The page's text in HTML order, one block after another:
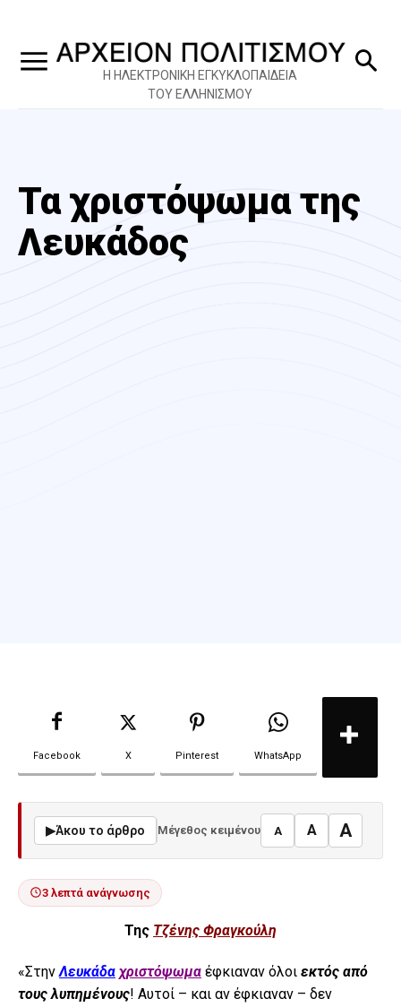
Η ΗΛΕΚΤΡΟΝΙΚΗ ΕΓΚΥΚΛΟΠΑΙΔΕΙΑ
ΤΟΥ ΕΛΛΗΝΙΣΜΟΥ
Τα χριστόψωμα της
Λευκάδος
Facebook X Pinterest WhatsApp
▶Άκου το άρθρο Μέγεθος κειμένου A A A
3 λεπτά ανάγνωσης
Της Τζένης Φραγκούλη
«ΣτηνΛευκάδα χριστόψωμα έφκιαναν όλοι εκτός από
τους λυπημένους! Αυτοί – και αν έφκιαναν – δεν